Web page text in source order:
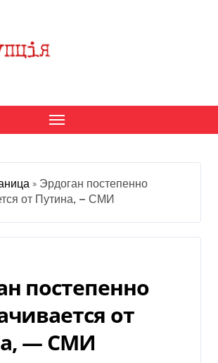
» Эрдоган постепенно
от Путина, — СМИ
постепенно
от
— СМИ